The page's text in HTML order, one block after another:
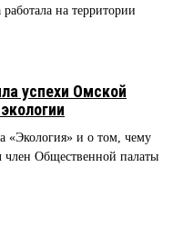
на территории
успехи Омской
«Экология» и о том, чему
член Общественной палаты